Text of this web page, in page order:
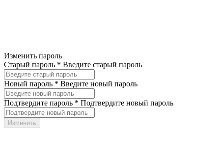
Изменить пароль
Старый пароль * Введите старый пароль
Новый пароль * Введите новый пароль
Подтвердите пароль * Подтвердите новый пароль